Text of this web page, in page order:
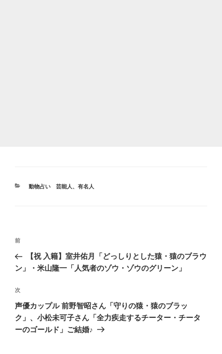
カ
動物占い 芸能人、有名人
投
ナ
ゲ
ー
シ
ョ
前
の
投
前
【祝 入籍】室井佑月「どっしりとした猿・猿のブラウ
ン」・米山隆一「人気者のゾウ・ゾウのグリーン」
次
の
投
次
声優カップル 前野智昭さん「守りの猿・猿のブラッ
ク」、小松未可子さん「全力疾走するチーター・チータ
ーのゴールド」ご結婚♪